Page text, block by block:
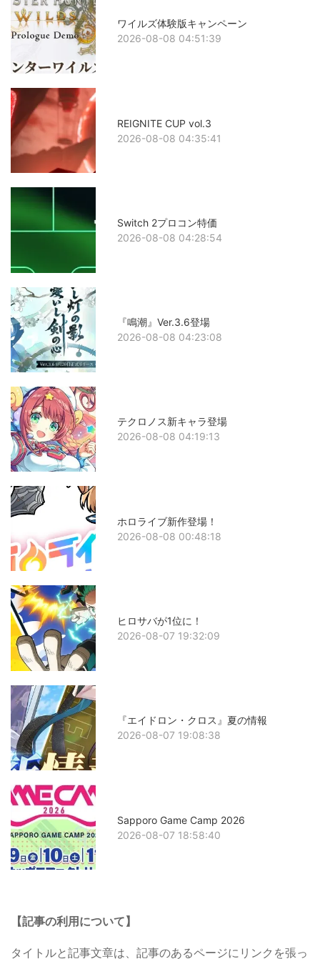
ワイルズ体験版キャンペーン
2026-08-08 04:51:39
REIGNITE CUP vol.3
2026-08-08 04:35:41
Switch 2プロコン特価
2026-08-08 04:28:54
『鳴潮』Ver.3.6登場
2026-08-08 04:23:08
テクロノス新キャラ登場
2026-08-08 04:19:13
ホロライブ新作登場！
2026-08-08 00:48:18
ヒロサバが1位に！
2026-08-07 19:32:09
『エイドロン・クロス』夏の情報
2026-08-07 19:08:38
Sapporo Game Camp 2026
2026-08-07 18:58:40
【記事の利用について】
タイトルと記事文章は、記事のあるページにリンクを張っ